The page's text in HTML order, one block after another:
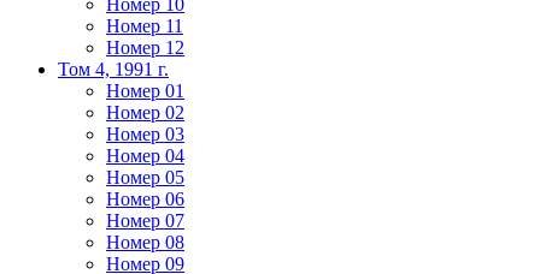
Номер 10
Номер 11
Номер 12
Том 4, 1991 г.
Номер 01
Номер 02
Номер 03
Номер 04
Номер 05
Номер 06
Номер 07
Номер 08
Номер 09